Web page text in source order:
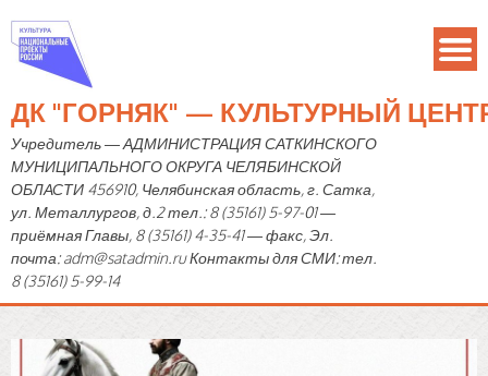
ДК "ГОРНЯК" — КУЛЬТУРНЫЙ
Учредитель — АДМИНИСТРАЦИЯ САТКИНСКОГО
МУНИЦИПАЛЬНОГО ОКРУГА ЧЕЛЯБИНСКОЙ
ОБЛАСТИ 456910, Челябинская область, г. Сатка,
ул. Металлургов, д.2 тел.: 8 (35161) 5-97-01 —
приёмная Главы, 8 (35161) 4-35-41 — факс, Эл.
почта: adm@satadmin.ru Контакты для СМИ: тел.
8 (35161) 5-99-14